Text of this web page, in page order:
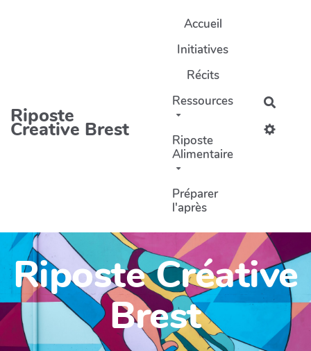
Riposte
Creative Brest
Accueil
Initiatives
Récits
Ressources
Riposte
Alimentaire
Préparer
l'après
Riposte Créative
Brest